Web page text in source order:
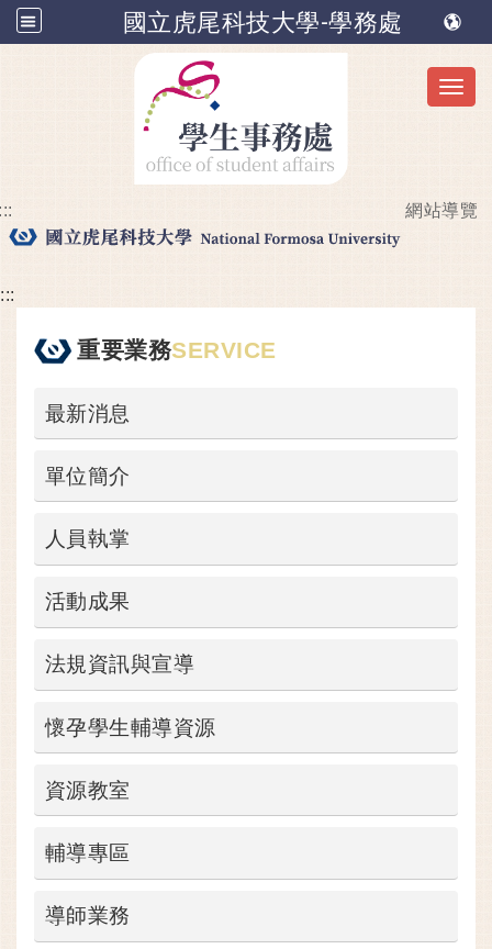
國立虎尾科技大學-學務處
網站導覽
:::
重要業務SERVICE
最新消息
單位簡介
人員執掌
活動成果
法規資訊與宣導
懷孕學生輔導資源
資源教室
輔導專區
導師業務